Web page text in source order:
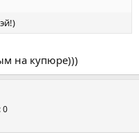
на купюре)))
0